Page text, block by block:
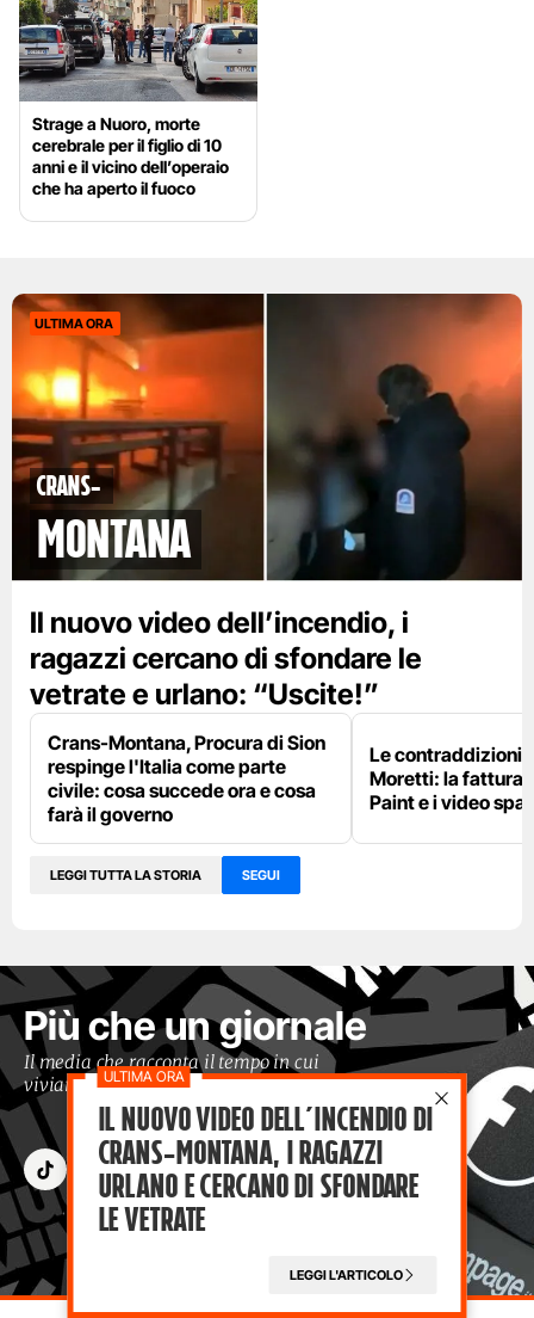
Strage a Nuoro, morte
cerebrale per il figlio di 10
anni e il vicino dell’operaio
che ha aperto il fuoco
ULTIMA ORA
Crans-
Montana
Il nuovo video dell’incendio, i
ragazzi cercano di sfondare le
vetrate e urlano: “Uscite!”
Crans-Montana, Procura di Sion
respinge l'Italia come parte
civile: cosa succede ora e cosa
farà il governo
Le contraddizioni
Moretti: la fattura
Paint e i video
LEGGI TUTTA LA STORIA SEGUI
Più che un giornale
Il media che racconta il tempo in cui
viviamo con occhi moderni
Il nuovo video dell’incendio di
Crans-Montana, i ragazzi
Urlano e cercano di sfondare
le vetrate
LEGGI L'ARTICOLO